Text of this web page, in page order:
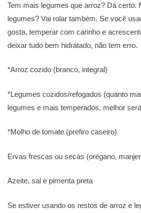
Tem mais legumes que arroz? Dá certo.
legumes? Vai rolar também. Se você
gosta, temperar com carinho e
deixar tudo bem hidratado, não tem erro.
*Arroz cozido (branco, integral)
*Legumes cozidos/refogados (quanto
legumes e mais temperados, melhor
*Molho de tomate (prefiro caseiro)
Ervas frescas ou secas (orégano,
Azeite, sal e pimenta preta
Se estiver usando os restos de arroz e